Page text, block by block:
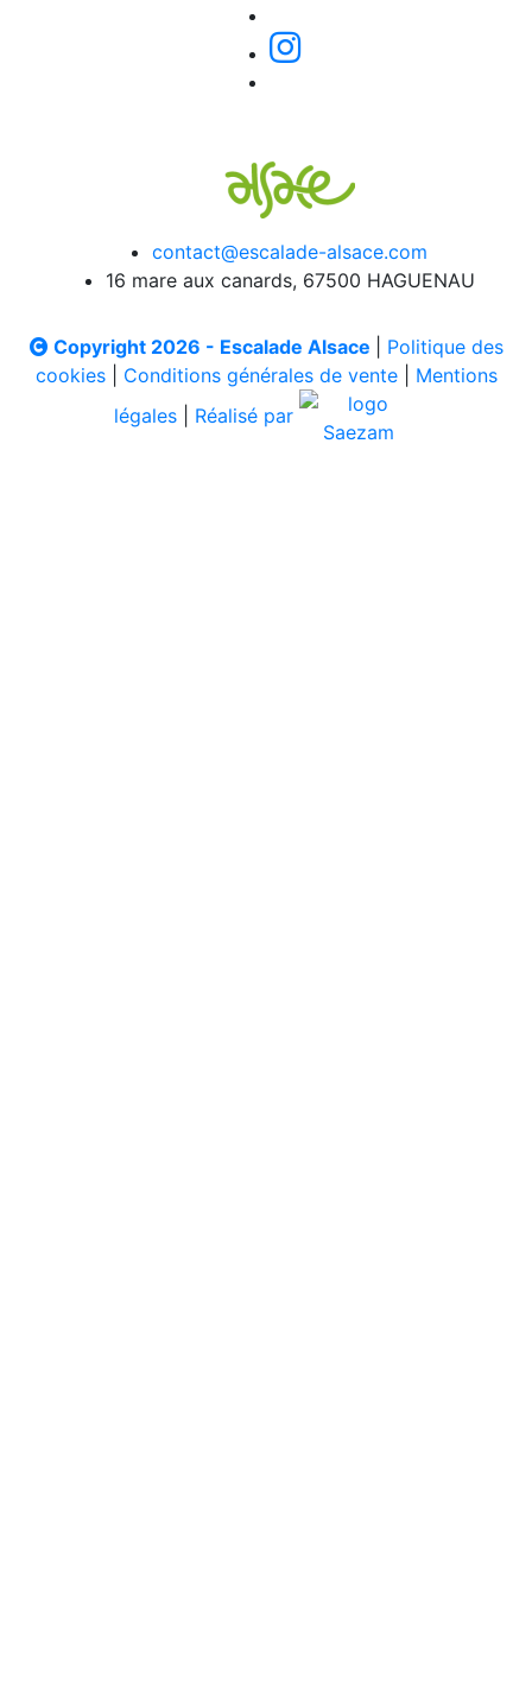
contact@escalade-alsace.com
16 mare aux canards, 67500 HAGUENAU
Copyright 2026 - Escalade Alsace
Politique des
cookies| Conditions générales de vente| Mentions
légales
Réalisé par